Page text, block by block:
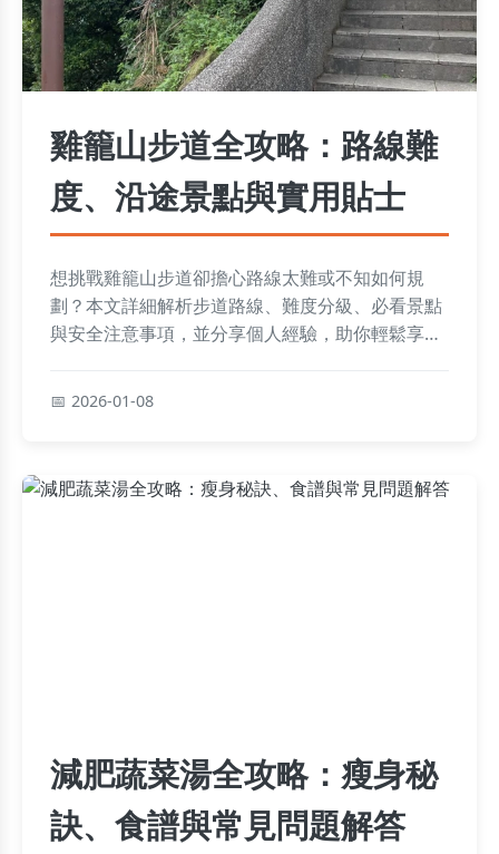
雞籠山步道全攻略：路線難
度、沿途景點與實用貼士
想挑戰雞籠山步道卻擔心路線太難或不知如何規
劃？本文詳細解析步道路線、難度分級、必看景點
與安全注意事項，並分享個人經驗，助你輕鬆享受
2026-01-08
減肥蔬菜湯全攻略：瘦身秘
訣、食譜與常見問題解答